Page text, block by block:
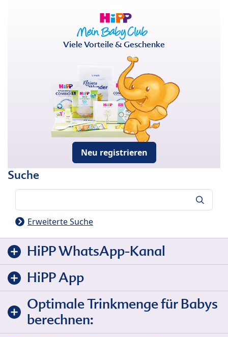
Viele Vorteile & Geschenke
Neu registrieren
Suche
Erweiterte Suche
HiPP WhatsApp-Kanal
HiPP App
Optimale Trinkmenge für Babys
berechnen: